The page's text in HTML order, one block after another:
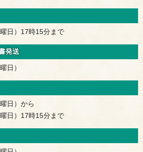
日）17時15分まで
発送
日）
日）から
日）17時15分まで